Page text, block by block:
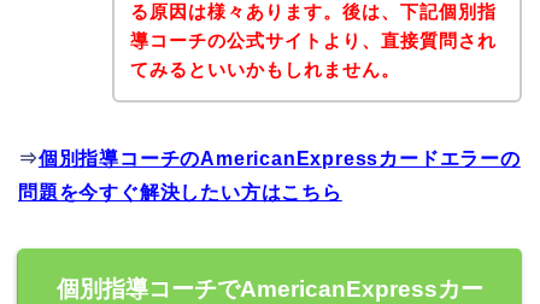
る原因は様々あります。後は、下記個別指
導コーチの公式サイトより、直接質問され
てみるといいかもしれません。
⇒個別指導コーチのAmericanExpressカードエラーの
問題を今すぐ解決したい方はこちら
個別指導コーチでAmericanExpressカー